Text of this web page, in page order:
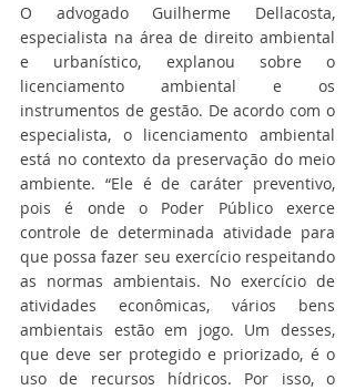
O advogado Guilherme Dellacosta,
especialista na área de direito ambiental
e urbanístico, explanou sobre o
licenciamento ambiental e os
instrumentos de gestão. De acordo com o
especialista, o licenciamento ambiental
está no contexto da preservação do meio
ambiente. “Ele é de caráter preventivo,
pois é onde o Poder Público exerce
controle de determinada atividade para
que possa fazer seu exercício respeitando
as normas ambientais. No exercício de
atividades econômicas, vários bens
ambientais estão em jogo. Um desses,
que deve ser protegido e priorizado, é o
uso de recursos hídricos. Por isso, o